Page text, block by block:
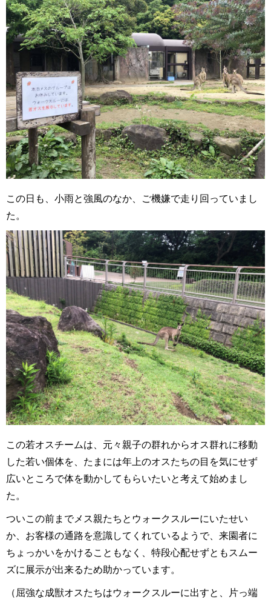
この日も、小雨と強風のなか、ご機嫌で走り回っていまし
た。
この若オスチームは、元々親子の群れからオス群れに移動
した若い個体を、たまには年上のオスたちの目を気にせず
広いところで体を動かしてもらいたいと考えて始めまし
た。
ついこの前までメス親たちとウォークスルーにいたせい
か、お客様の通路を意識してくれているようで、来園者に
ちょっかいをかけることもなく、特段心配せずともスムー
ズに展示が出来るため助かっています。
（屈強な成獣オスたちはウォークスルーに出すと、片っ端